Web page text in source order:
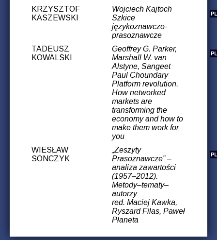
KRZYSZTOF
KASZEWSKI
Wojciech Kajtoch
Szkice
językoznawczo-
prasoznawcze
TADEUSZ
KOWALSKI
Geoffrey G. Parker,
Marshall W. van
Alstyne, Sangeet
Paul Choundary
Platform revolution.
How networked
markets are
transforming the
economy and how to
make them work for
you
WIESŁAW
SONCZYK
„Zeszyty
Prasoznawcze” –
analiza zawartości
(1957–2012).
Metody–tematy–
autorzy
red. Maciej Kawka,
Ryszard Filas, Paweł
Płaneta